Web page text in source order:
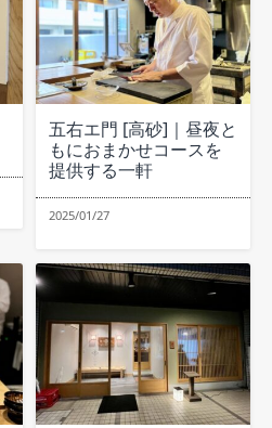
五右エ門 [高砂]｜昼夜と
もにおまかせコースを
提供する一軒
2025/01/27